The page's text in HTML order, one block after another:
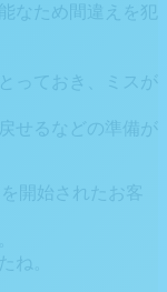
なため間違えを犯
っておき、ミスが
せるなどの準備が
開始されたお客
ね。